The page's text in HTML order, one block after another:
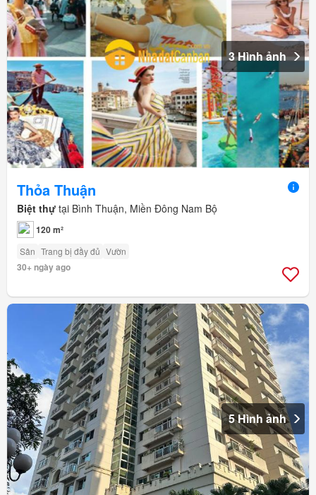
3 Hình ảnh
Thỏa Thuận
Biệt thự tại Bình Thuận, Miền Đông Nam Bộ
120 m²
Sân Trang bị đầy đủ Vườn
30+ ngày ago
5 Hình ảnh